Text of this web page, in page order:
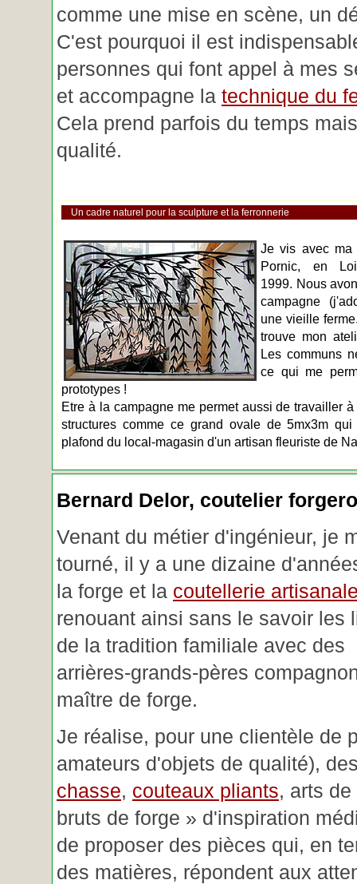
comme une mise en scène, un
C'est pourquoi il est
personnes qui font appel à mes
et accompagne la technique du
Cela prend parfois du temps
qualité.
Un cadre naturel pour la sculpture et la ferronnerie
Je vis avec ma
Pornic, en
1999. Nous
campagne
une vieille
trouve mon
Les communs
ce qui me
prototypes !
Etre à la campagne me permet aussi de travailler
structures comme ce grand ovale de 5mx3m
plafond du local-magasin d'un artisan fleuriste de
Bernard Delor, coutelier
Venant du métier d'ingénieur, je
tourné, il y a une dizaine
la forge et la coutellerie
renouant ainsi sans le savoir les
de la tradition familiale avec des
arrières-grands-pères
maître de forge.
Je réalise, pour une clientèle de
amateurs d'objets de qualité),
chasse, couteaux pliants, arts
bruts de forge » d'inspiration
de proposer des pièces qui, en
des matières, répondent aux